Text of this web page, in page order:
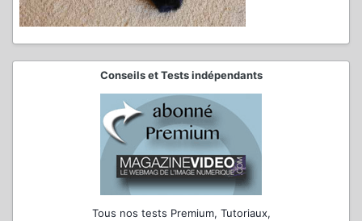
Conseils et Tests indépendants
Tous nos tests Premium, Tutoriaux,